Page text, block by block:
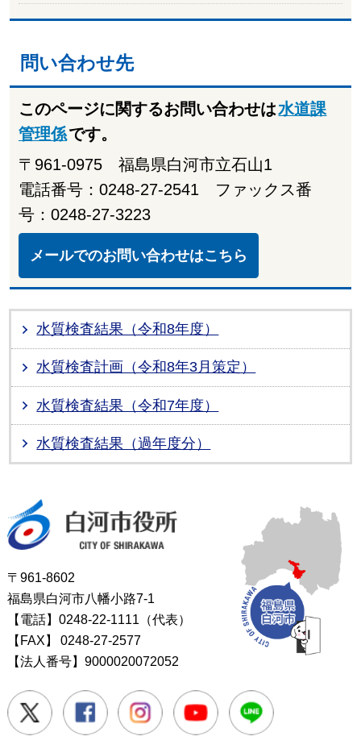
問い合わせ先
このページに関するお問い合わせは水道課
管理係です。
〒961-0975 福島県白河市立石山1
電話番号：0248-27-2541 ファックス番
号：0248-27-3223
メールでのお問い合わせはこちら
水質検査結果（令和8年度）
水質検査計画（令和8年3月策定）
水質検査結果（令和7年度）
水質検査結果（過年度分）
〒961-8602
福島県白河市八幡小路7-1
【電話】0248-22-1111（代表）
【FAX】
0248-27-2577
【法人番号】9000020072052
Twitter FacebookInstagramYoutube